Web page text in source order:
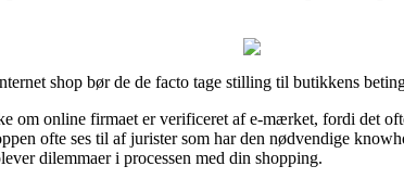
shop bør de de facto tage stilling til butikkens
om online firmaet er verificeret af e-mærket, fordi det
ofte ses til af jurister som har den nødvendige
dilemmaer i processen med din shopping.